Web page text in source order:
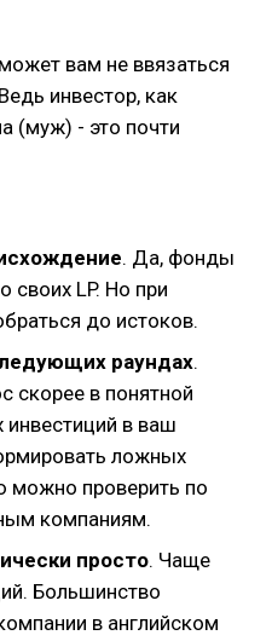
вам не ввязаться
инвестор, как
(муж) - это почти
. Да, фонды
своих LP. Но при
до истоков.
раундах.
скорее в понятной
инвестиций в ваш
ложных
проверить по
компаниям.
просто. Чаще
Большинство
в английском